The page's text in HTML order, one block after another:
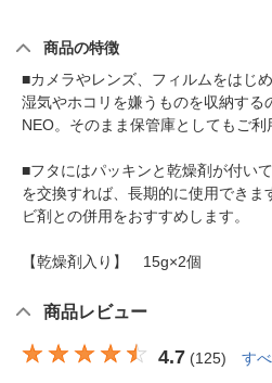
商品の特徴
■カメラやレンズ、フィルムをはじ
湿気やホコリを嫌うものを収納する
NEO。そのまま保管庫としてもご利
■フタにはパッキンと乾燥剤が付い
を交換すれば、長期的に使用できま
ビ剤との併用をおすすめします。
【乾燥剤入り】 15g×2個
商品レビュー
4.7 (125) す